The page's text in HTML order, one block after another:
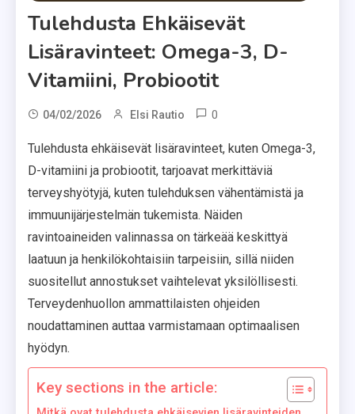
Tulehdusta Ehkäisevät
Lisäravinteet: Omega-3, D-
Vitamiini, Probiootit
04/02/2026 Elsi Rautio 0
Tulehdusta ehkäisevät lisäravinteet, kuten Omega-3,
D-vitamiini ja probiootit, tarjoavat merkittäviä
terveyshyötyjä, kuten tulehduksen vähentämistä ja
immuunijärjestelmän tukemista. Näiden
ravintoaineiden valinnassa on tärkeää keskittyä
laatuun ja henkilökohtaisiin tarpeisiin, sillä niiden
suositellut annostukset vaihtelevat yksilöllisesti.
Terveydenhuollon ammattilaisten ohjeiden
noudattaminen auttaa varmistamaan optimaalisen
hyödyn.
Key sections in the article: